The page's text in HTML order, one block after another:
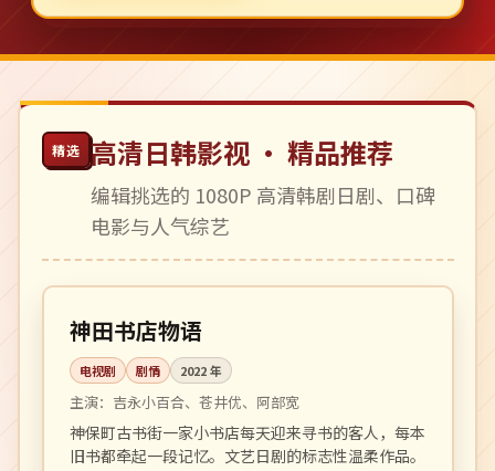
精选 高清日韩影视 · 精品推荐
编辑挑选的 1080P 高清韩剧日剧、口碑
电影与人气综艺
日本
完结
神田书店物语
电视剧 剧情 2022年
主演： 吉永小百合、苍井优、阿部宽
神保町古书街一家小书店每天迎来寻书的客人，每本
旧书都牵起一段记忆。文艺日剧的标志性温柔作品。